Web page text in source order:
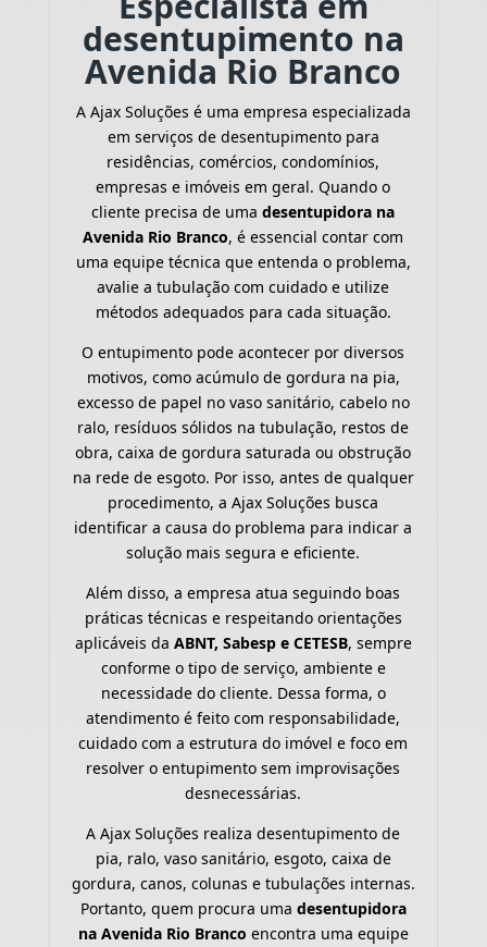
desentupimento na
Avenida Rio Branco
A Ajax Soluções é uma empresa especializada
em serviços de desentupimento para
residências, comércios, condomínios,
empresas e imóveis em geral. Quando o
cliente precisa de umadesentupidora na
Avenida Rio Branco, é essencial contar com
uma equipe técnica que entenda o problema,
avalie a tubulação com cuidado e utilize
métodos adequados para cada situação.
O entupimento pode acontecer por diversos
motivos, como acúmulo de gordura na pia,
excesso de papel no vaso sanitário, cabelo no
ralo, resíduos sólidos na tubulação, restos de
obra, caixa de gordura saturada ou obstrução
na rede de esgoto. Por isso, antes de qualquer
procedimento, a Ajax Soluções busca
identificar a causa do problema para indicar a
solução mais segura e eficiente.
Além disso, a empresa atua seguindo boas
práticas técnicas e respeitando orientações
aplicáveis da ABNT, Sabesp e CETESB, sempre
conforme o tipo de serviço, ambiente e
necessidade do cliente. Dessa forma, o
atendimento é feito com responsabilidade,
cuidado com a estrutura do imóvel e foco em
resolver o entupimento sem improvisações
desnecessárias.
A Ajax Soluções realiza desentupimento de
pia, ralo, vaso sanitário, esgoto, caixa de
gordura, canos, colunas e tubulações internas.
Portanto, quem procura uma desentupidora
na Avenida Rio Branco encontra uma equipe